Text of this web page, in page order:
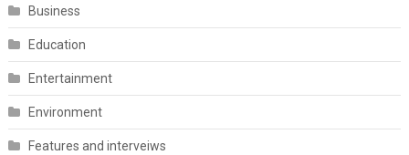
Business
Education
Entertainment
Environment
Features and interveiws